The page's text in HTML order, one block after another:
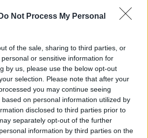
Do Not Process My Personal
of the sale, sharing to third parties, or
or sensitive information for
by us, please use the below opt-out
selection. Please note that after your
you may continue seeing
on personal information utilized by
disclosed to third parties prior to
separately opt-out of the further
information by third parties on the
Olbia: rampe chiuse ancora fino a
conquista la classifica delle mete più
dell’estate 2026